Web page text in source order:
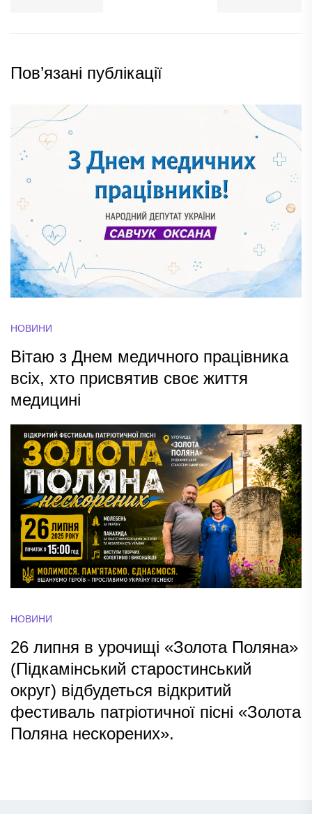
Пов’язані публікації
НОВИНИ
Вітаю з Днем медичного працівника
всіх, хто присвятив своє життя
медицині
НОВИНИ
26 липня в урочищі «Золота Поляна»
(Підкамінський старостинський
округ) відбудеться відкритий
фестиваль патріотичної пісні «Золота
Поляна нескорених».